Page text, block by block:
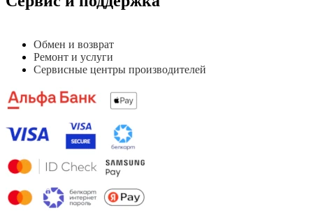
Обмен и возврат
Ремонт и услуги
Сервисные центры производителей